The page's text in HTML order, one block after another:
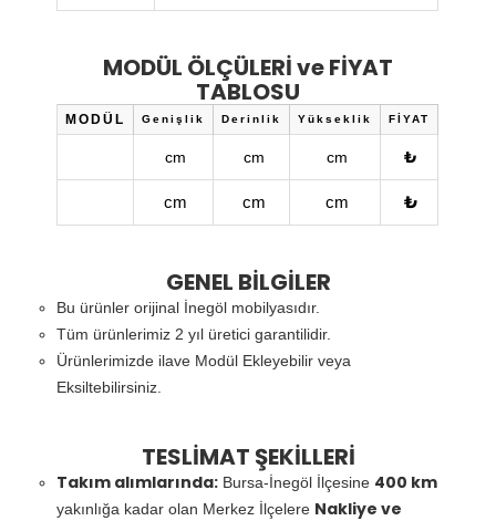
MODÜL ÖLÇÜLERİ ve FİYAT
TABLOSU
MODÜL Genişlik Derinlik Yükseklik FİYAT
cm cm cm ₺
cm cm cm ₺
GENEL BİLGİLER
Bu ürünler orijinal İnegöl mobilyasıdır.
Tüm ürünlerimiz 2 yıl üretici garantilidir.
Ürünlerimizde ilave Modül Ekleyebilir veya
Eksiltebilirsiniz.
TESLİMAT ŞEKİLLERİ
Takım alımlarında: Bursa-İnegöl İlçesine 400 km
yakınlığa kadar olan Merkez İlçelere Nakliye ve